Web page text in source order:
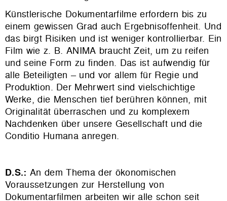
Künstlerische Dokumentarfilme erfordern bis zu
einem gewissen Grad auch Ergebnisoffenheit. Und
das birgt Risiken und ist weniger kontrollierbar. Ein
Film wie z. B. ANIMA braucht Zeit, um zu reifen
und seine Form zu finden. Das ist aufwendig für
alle Beteiligten – und vor allem für Regie und
Produktion. Der Mehrwert sind vielschichtige
Werke, die Menschen tief berühren können, mit
Originalität überraschen und zu komplexem
Nachdenken über unsere Gesellschaft und die
Conditio Humana anregen.
D.S.: An dem Thema der ökonomischen
Voraussetzungen zur Herstellung von
Dokumentarfilmen arbeiten wir alle schon seit